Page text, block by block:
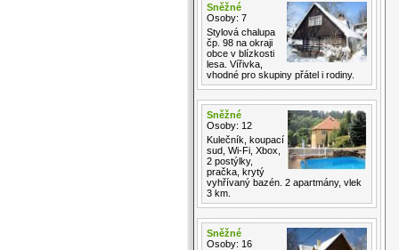
Sněžné
Osoby: 7
Stylová chalupa
čp. 98 na okraji
obce v blízkosti
lesa. Vířivka,
vhodné pro skupiny přátel i rodiny.
Sněžné
Osoby: 12
Kulečník, koupací
sud, Wi-Fi, Xbox,
2 postýlky,
pračka, krytý
vyhřívaný bazén. 2 apartmány, vlek
3 km.
Sněžné
Osoby: 16